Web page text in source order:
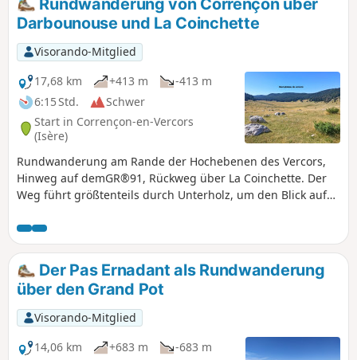
Rundwanderung von Corrençon über
Darbounouse und La Coinchette
Visorando-Mitglied
17,68 km
+413 m
-413 m
6:15 Std.
Schwer
Start in Corrençon-en-Vercors
(Isère)
Rundwanderung am Rande der Hochebenen des Vercors,
Hinweg auf demGR®91, Rückweg über La Coinchette. Der
Weg führt größtenteils durch Unterholz, um den Blick auf
entdecken. Der Rückweg ist teilweise abenteuerlich, dann
gelangen Sie über die Baraque Guillet, Les Auberges und
La Fleur du Roy zurück auf die Waldwege.
Der Pas Ernadant als Rundwanderung
über den Grand Pot
Visorando-Mitglied
14,06 km
+683 m
-683 m